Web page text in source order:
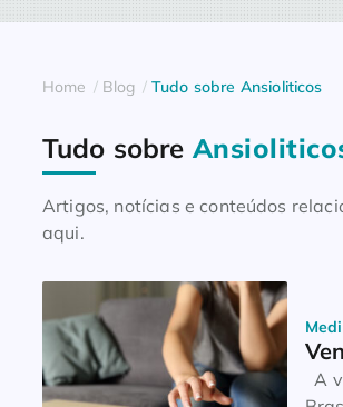
Home Blog Tudo sobre Ansioliticos
Tudo sobre
Artigos, notícias e conteúdos
aqui.
A